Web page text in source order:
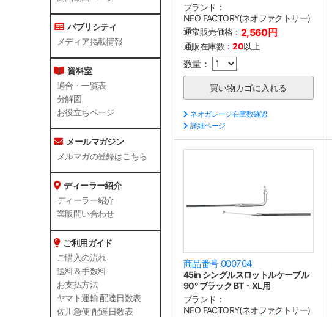
パブリシティ
メディア掲載情報
資料室
適合・一覧表
分解図
お役立ちページ
メールマガジン
メルマガの登録はこちら
ディーラー紹介
ディーラー紹介
業販問い合わせ
ご利用ガイド
ご購入の流れ
送料＆手数料
お支払方法
ヤマト運輸 配達日数表
佐川急便 配達日数表
ブランド：
NEO FACTORY(ネオファクトリー)
通常販売価格： 2,560円
通販在庫数：20以上
数量：
ネオガレージ在庫数確認
詳細ページ
商品番号 000704
45in シングルスロットルケーブル
90° ブラック BT・XL用
ブランド：
NEO FACTORY(ネオファクトリー)